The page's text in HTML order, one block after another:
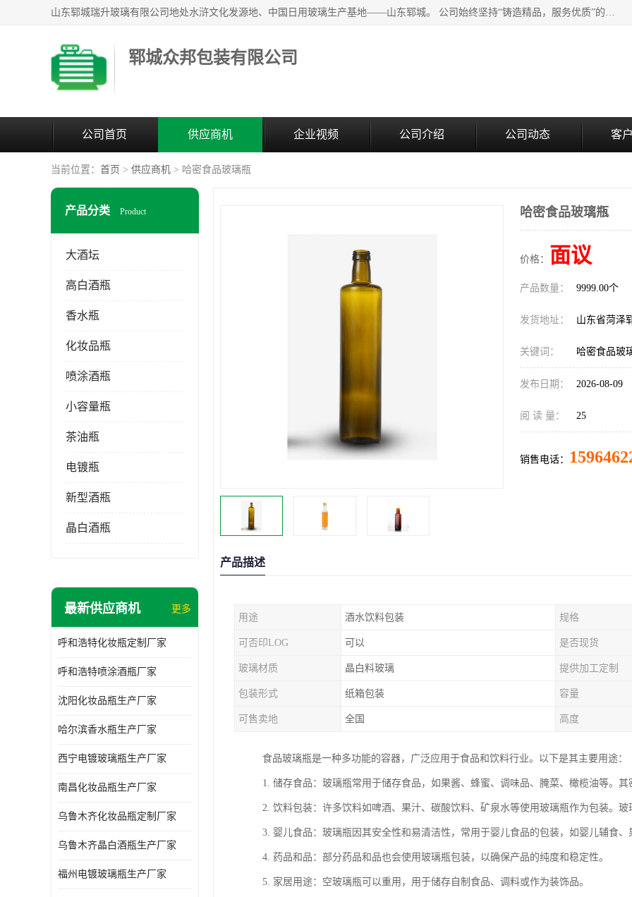
山东郓城瑞升玻璃有限公司地处水浒文化发源地、中国日用玻璃生产基地——山东郓城。 公司始终坚持“铸造精品，服务优质”的经营理念，斥资8000多万元引进国内先进的水晶料手工瓶生产线6条，晶白料8S机生产线8条，并引进人工挑料生产异型瓶和水晶玻璃瓶盖生产线。
郓城众邦包装有限公司
公司首页 供应商机 企业视频 公司介绍 公司动态 客
当前位置： 首页 > 供应商机 > 哈密食品玻璃瓶
产品分类 Product
大酒坛
高白酒瓶
香水瓶
化妆品瓶
喷涂酒瓶
小容量瓶
茶油瓶
电镀瓶
新型酒瓶
晶白酒瓶
最新供应商机 更多
呼和浩特化妆瓶定制厂家
呼和浩特喷涂酒瓶厂家
沈阳化妆品瓶生产厂家
哈尔滨香水瓶生产厂家
西宁电镀玻璃瓶生产厂家
南昌化妆品瓶生产厂家
乌鲁木齐化妆品瓶定制厂家
乌鲁木齐晶白酒瓶生产厂家
福州电镀玻璃瓶生产厂家
哈密食品玻璃瓶
价格： 面议
产品数量： 9999.00个
发货地址： 山东省菏泽
关键词： 哈密食品玻
发布日期： 2026-08-09
阅 读 量： 25
销售电话：
产品描述
用途 酒水饮料包装 规格
可否印LOG 可以 是否现货
玻璃材质 晶白料玻璃 提供加工定制
包装形式 纸箱包装 容量
可售卖地 全国 高度
食品玻璃瓶是一种多功能的容器，广泛应用于食品和饮料行业。以下是其主要用途：
1. 储存食品：玻璃瓶常用于储存食品，如果酱、蜂蜜、调味品、腌菜、橄榄油等。
2. 饮料包装：许多饮料如啤酒、果汁、碳酸饮料、矿泉水等使用玻璃瓶作为包装。
3. 婴儿食品：玻璃瓶因其安全性和易清洁性，常用于婴儿食品的包装，如婴儿辅食、
4. 药品和品：部分药品和品也会使用玻璃瓶包装，以确保产品的纯度和稳定性。
5. 家居用途：空玻璃瓶可以重用，用于储存自制食品、调料或作为装饰品。